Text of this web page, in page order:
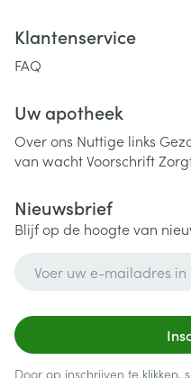
Klantenservice
FAQ
Uw apotheek
Over ons Nuttige links
van wachtVoorschrift
Nieuwsbrief
Blijf op de hoogte van
Door op inschrijven te klikken,